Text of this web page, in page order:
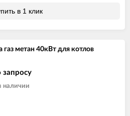
в 1 клик
газ метан 40кВт для котлов
запросу
наличии